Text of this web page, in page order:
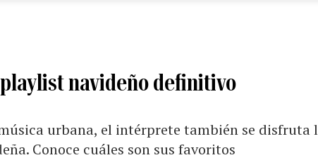
navideño definitivo
urbana, el intérprete también se disfruta
Conoce cuáles son sus favoritos